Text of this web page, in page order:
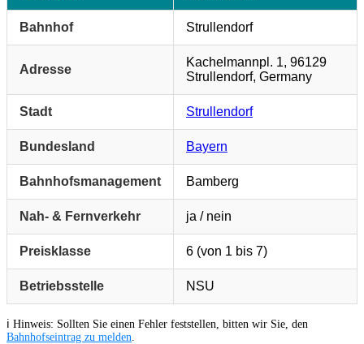
Bahnhof Strullendorf
Adresse
Kachelmannpl. 1, 96129
Strullendorf, Germany
Stadt Strullendorf
Bundesland Bayern
Bahnhofsmanagement Bamberg
Nah- & Fernverkehr ja / nein
Preisklasse 6 (von 1 bis 7)
Betriebsstelle NSU
ℹ️ Hinweis: Sollten Sie einen Fehler feststellen, bitten wir Sie, den
Bahnhofseintrag zu melden